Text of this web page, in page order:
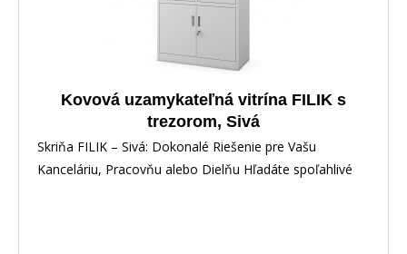
Kovová uzamykateľná vitrína FILIK s
trezorom, Sivá
Skriňa FILIK – Sivá: Dokonalé Riešenie pre Vašu
Kanceláriu, Pracovňu alebo Dielňu Hľadáte spoľahlivé